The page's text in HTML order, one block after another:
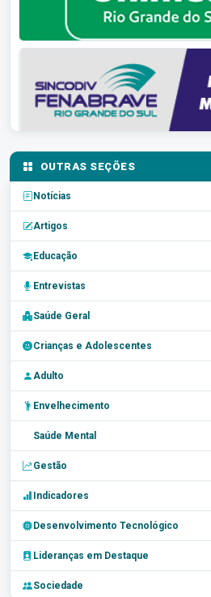
OUTRAS SEÇÕES
Notícias
Artigos
Educação
Entrevistas
Saúde Geral
Crianças e Adolescentes
Adulto
Envelhecimento
Saúde Mental
Gestão
Indicadores
Desenvolvimento Tecnológico
Lideranças em Destaque
Sociedade